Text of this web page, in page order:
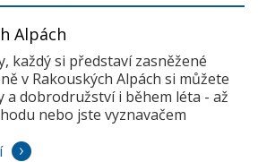
Alpách
každý si představí zasněžené
v Rakouských Alpách si můžete
a dobrodružství i během léta - až
nebo jste vyznavačem